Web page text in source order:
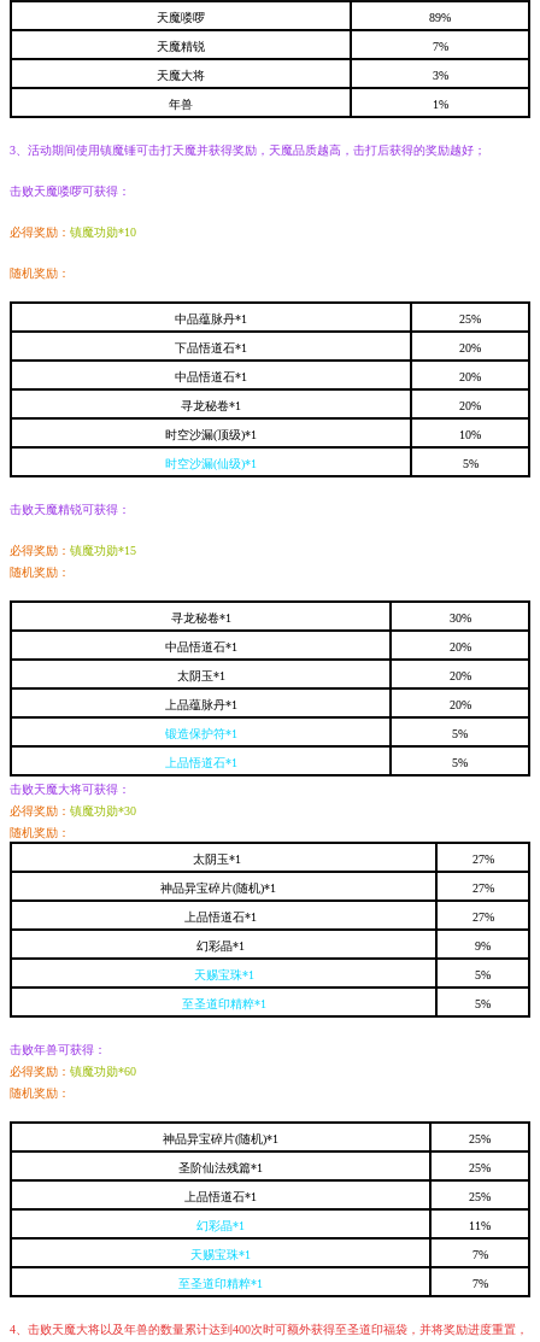
天魔喽啰 89%
天魔精锐 7%
天魔大将 3%
年兽 1%
3、活动期间使用镇魔锤可击打天魔并获得奖励，天魔品质越高，击打后获得的奖励越好；
击败天魔喽啰可获得：
必得奖励： 镇魔功勋*10
随机奖励：
中品蕴脉丹*1 25%
下品悟道石*1 20%
中品悟道石*1 20%
寻龙秘卷*1 20%
时空沙漏(顶级)*1 10%
时空沙漏(仙级)*1 5%
击败天魔精锐可获得：
必得奖励： 镇魔功勋*15
随机奖励：
寻龙秘卷*1 30%
中品悟道石*1 20%
太阴玉*1 20%
上品蕴脉丹*1 20%
锻造保护符*1 5%
上品悟道石*1
5%
击败天魔大将可获得：
必得奖励： 镇魔功勋*30
随机奖励：
太阴玉*1
27%
神品异宝碎片(随机)*1 27%
上品悟道石*1 27%
幻彩晶*1 9%
天赐宝珠*1 5%
至圣道印精粹*1 5%
击败年兽可获得：
必得奖励： 镇魔功勋*60
随机奖励：
神品异宝碎片(随机)*1 25%
圣阶仙法残篇*1 25%
上品悟道石*1 25%
幻彩晶*1 11%
天赐宝珠*1 7%
至圣道印精粹*1 7%
4、击败天魔大将以及年兽的数量累计达到400次时可额外获得至圣道印福袋，并将奖励进度重置，